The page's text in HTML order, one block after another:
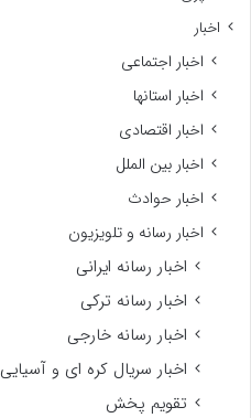
اخبار
اخبار اجتماعی
اخبار استانها
اخبار اقتصادی
اخبار بین الملل
اخبار حوادث
اخبار رسانه و تلویزیون
اخبار رسانه ایرانی
اخبار رسانه ترکی
اخبار رسانه خارجی
اخبار سریال کره ای و آسیایی
تقویم پخش